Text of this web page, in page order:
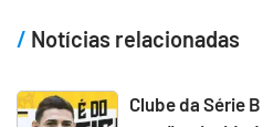
Notícias relacionadas
Clube da Série